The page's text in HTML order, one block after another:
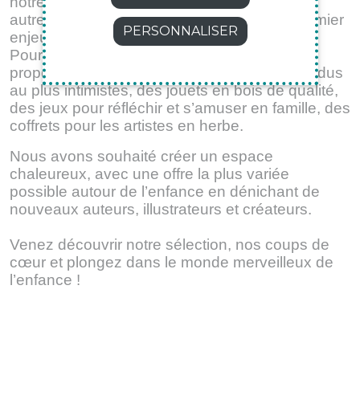
autre chose. Eveiller le goût de lire est le premier
enjeu de nos animations
Pour répondre aux attentes de tous, nous
proposons à la fois des livres des plus répandus
au plus intimistes, des jouets en bois de qualité,
des jeux pour réfléchir et s’amuser en famille, des
coffrets pour les artistes en herbe.
Nous avons souhaité créer un espace
chaleureux, avec une offre la plus variée
possible autour de l’enfance en dénichant de
nouveaux auteurs, illustrateurs et créateurs.
Venez découvrir notre sélection, nos coups de
cœur et plongez dans le monde merveilleux de
l’enfance !
PERSONNALISER